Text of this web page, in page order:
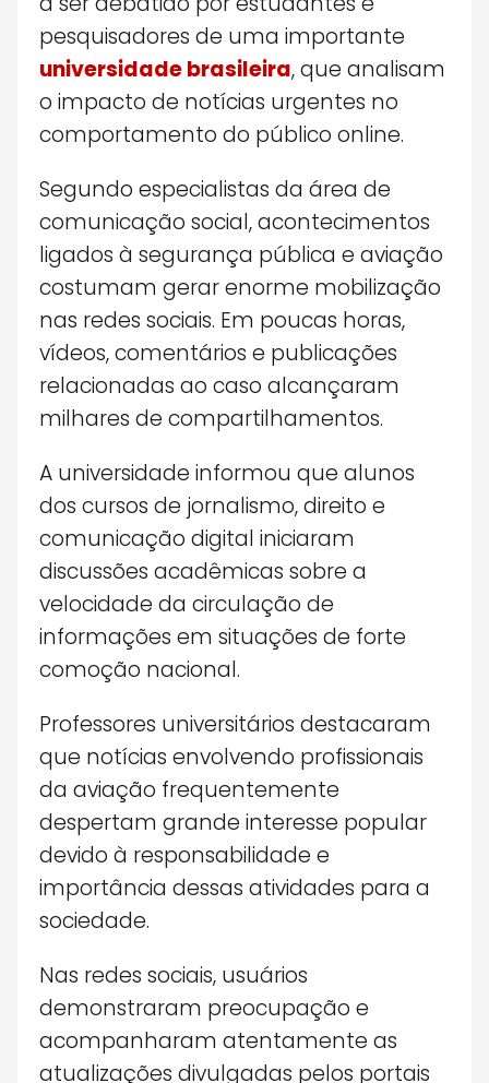
pesquisadores de uma importante
universidade brasileira, que analisam
o impacto de notícias urgentes no
comportamento do público online.
Segundo especialistas da área de
comunicação social, acontecimentos
ligados à segurança pública e aviação
costumam gerar enorme mobilização
nas redes sociais. Em poucas horas,
vídeos, comentários e publicações
relacionadas ao caso alcançaram
milhares de compartilhamentos.
A universidade informou que alunos
dos cursos de jornalismo, direito e
comunicação digital iniciaram
discussões acadêmicas sobre a
velocidade da circulação de
informações em situações de forte
comoção nacional.
Professores universitários destacaram
que notícias envolvendo profissionais
da aviação frequentemente
despertam grande interesse popular
devido à responsabilidade e
importância dessas atividades para a
sociedade.
Nas redes sociais, usuários
demonstraram preocupação e
acompanharam atentamente as
atualizações divulgadas pelos portais